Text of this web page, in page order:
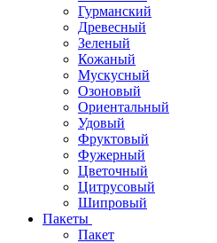
Гурманский
Древесный
Зеленый
Кожаный
Мускусный
Озоновый
Ориентальный
Удовый
Фруктовый
Фужерный
Цветочный
Цитрусовый
Шипровый
Пакеты
Пакет